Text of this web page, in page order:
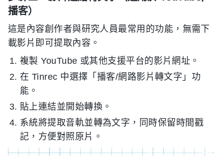
播客）
這是內容創作者與研究人員最常用的功能，無需下
載影片即可提取內容。
複製 YouTube 或其他支援平台的影片網址。
在 Tinrec 中選擇「播客/網路影片轉文字」功
能。
貼上連結並開始轉換。
系統將提取音軌並轉為文字，同時保留時間戳
記，方便對照原片。